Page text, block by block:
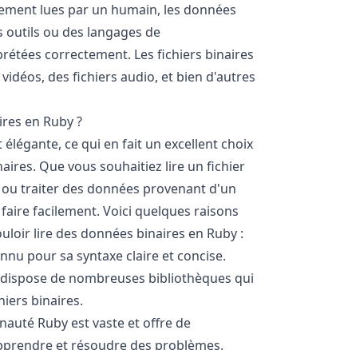
lues par un humain, les données
outils ou des langages de
correctement. Les fichiers binaires
des fichiers audio, et bien d'autres
en Ruby ?
ce qui en fait un excellent choix
Que vous souhaitiez lire un fichier
traiter des données provenant d'un
facilement. Voici quelques raisons
lire des données binaires en Ruby :
pour sa syntaxe claire et concise.
de nombreuses bibliothèques qui
binaires.
Ruby est vaste et offre de
et résoudre des problèmes.